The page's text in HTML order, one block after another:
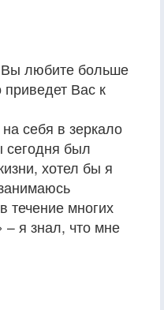
Вы любите больше
приведет Вас к
себя в зеркало
был
хотел бы я
течение многих
я знал, что мне